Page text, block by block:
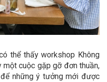
thể thấy workshop Không
cuộc gặp gỡ đơn thuần,
những ý tưởng mới được